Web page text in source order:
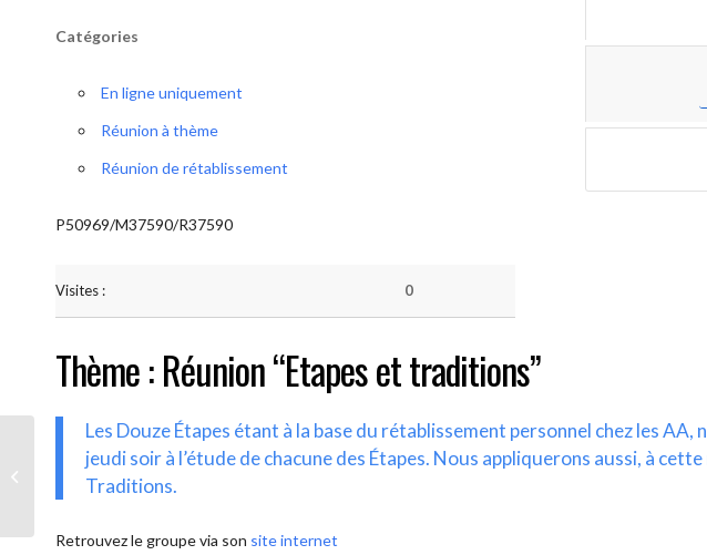
Catégories
En ligne uniquement
Réunion à thème
Réunion de rétablissement
P50969/M37590/R37590
Visites : 0
Thème : Réunion “Etapes et traditions”
Les Douze Étapes étant à la base du rétablissement personnel chez les
jeudi soir à l’étude de chacune des Étapes. Nous appliquerons aussi, à
Traditions.
Retrouvez le groupe via son site internet
AA-UNITE.BE (Etapes et traditions)